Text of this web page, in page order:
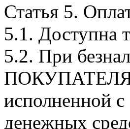
Статья 5.
5.1. Доступна
5.2. При
ПОКУПАТЕЛЯ
исполненной
денежных